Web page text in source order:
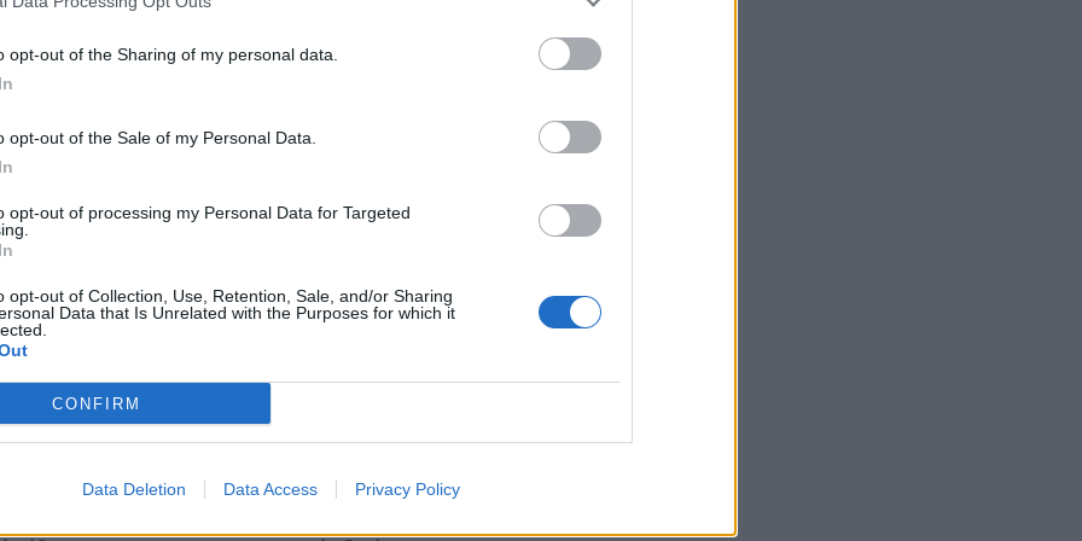
opt-out of the Sharing of my personal data.
opt-out of the Sale of my Personal Data.
opt-out of processing my Personal Data for Targeted
opt-out of Collection, Use, Retention, Sale, and/or Sharing
Data that Is Unrelated with the Purposes for which it
CONFIRM
Data Deletion Data Access Privacy Policy
τους δεσμεύτηκαν στους Λάκωνες για
προσφορά & όραμα για τον τόπο μας.
Λάκωνα/αινα ,το
σοσιαλδημοκρατικό
του ΠΑΣΟΚ ΚΙΝΑΛ ως λύση απέναντι στο
χρόνια.
μηχανικός- αγρότης)
εα)